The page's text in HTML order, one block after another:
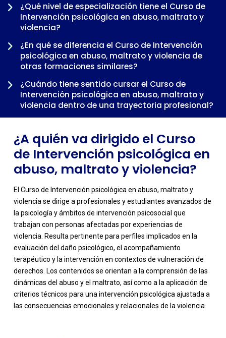
¿Qué nivel de especialización tiene el Curso de
Intervención psicológica en abuso, maltrato y
violencia?
¿En qué se diferencia el Curso de Intervención
psicológica en abuso, maltrato y violencia de
otras formaciones similares?
¿Cuándo tiene sentido cursar el Curso de
Intervención psicológica en abuso, maltrato y
violencia dentro de una trayectoria profesional?
¿A quién va dirigido el Curso
de Intervención psicológica en
abuso, maltrato y violencia?
El Curso de Intervención psicológica en abuso, maltrato y
violencia se dirige a profesionales y estudiantes avanzados de
la psicología y ámbitos de intervención psicosocial que
trabajan con personas afectadas por experiencias de
violencia. Resulta pertinente para perfiles implicados en la
evaluación del daño psicológico, el acompañamiento
terapéutico y la intervención en contextos de vulneración de
derechos. Los contenidos se orientan a la comprensión de las
dinámicas del abuso y el maltrato, así como a la aplicación de
criterios técnicos para una intervención psicológica ajustada a
las consecuencias emocionales y relacionales de la violencia.
-